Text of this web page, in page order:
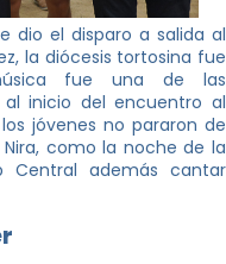
dio el disparo a salida al
la diócesis tortosina fue
fue una de las
inicio del encuentro al
jóvenes no pararon de
como la noche de la
Central además cantar